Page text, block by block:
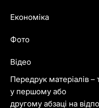
Передрук матеріалів –
у першому або
другому абзаці на
Економіка
Фото
Відео